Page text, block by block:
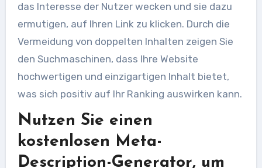
das Interesse der Nutzer wecken und sie dazu
ermutigen, auf Ihren Link zu klicken. Durch die
Vermeidung von doppelten Inhalten zeigen Sie
den Suchmaschinen, dass Ihre Website
hochwertigen und einzigartigen Inhalt bietet,
was sich positiv auf Ihr Ranking auswirken kann.
Nutzen Sie einen
kostenlosen Meta-
Description-Generator, um